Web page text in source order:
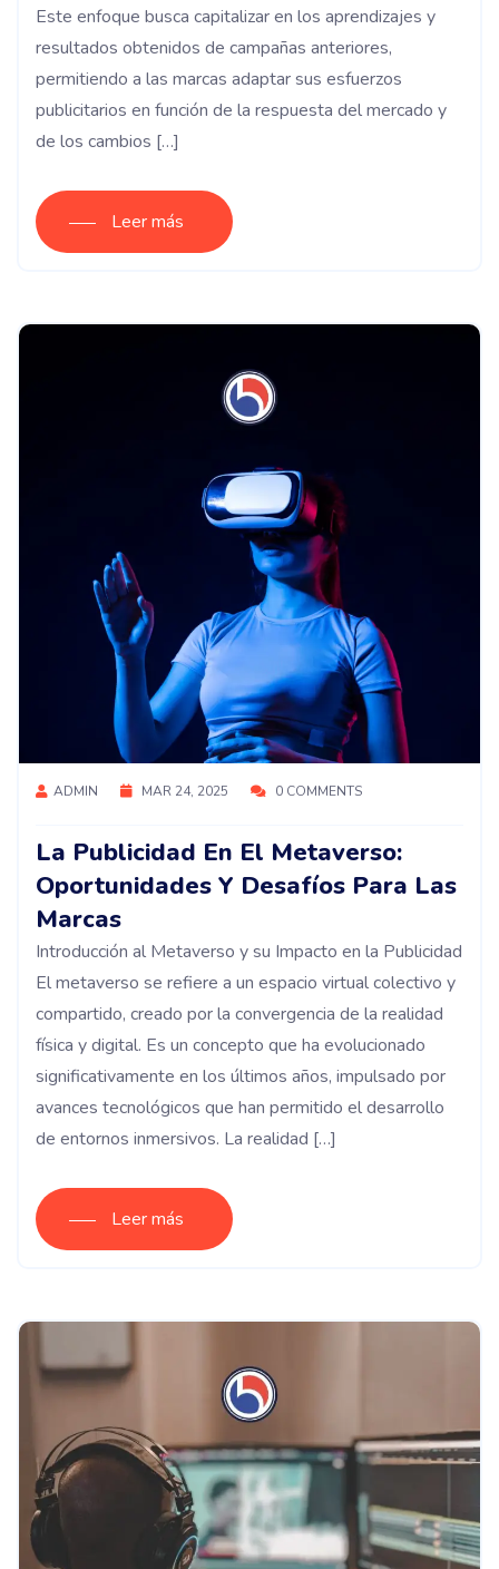
Este enfoque busca capitalizar en los aprendizajes y
resultados obtenidos de campañas anteriores,
permitiendo a las marcas adaptar sus esfuerzos
publicitarios en función de la respuesta del mercado y
de los cambios […]
Leer más
ADMIN MAR 24, 2025 0 COMMENTS
La Publicidad En El Metaverso:
Oportunidades Y Desafíos Para Las
Marcas
Introducción al Metaverso y su Impacto en la Publicidad
El metaverso se refiere a un espacio virtual colectivo y
compartido, creado por la convergencia de la realidad
física y digital. Es un concepto que ha evolucionado
significativamente en los últimos años, impulsado por
avances tecnológicos que han permitido el desarrollo
de entornos inmersivos. La realidad […]
Leer más